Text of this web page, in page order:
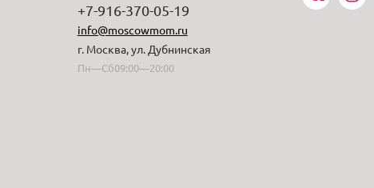
+7-916-370-05-19
info@moscowmom.ru
г. Москва, ул. Дубнинская
Пн—Сб09:00—20:00